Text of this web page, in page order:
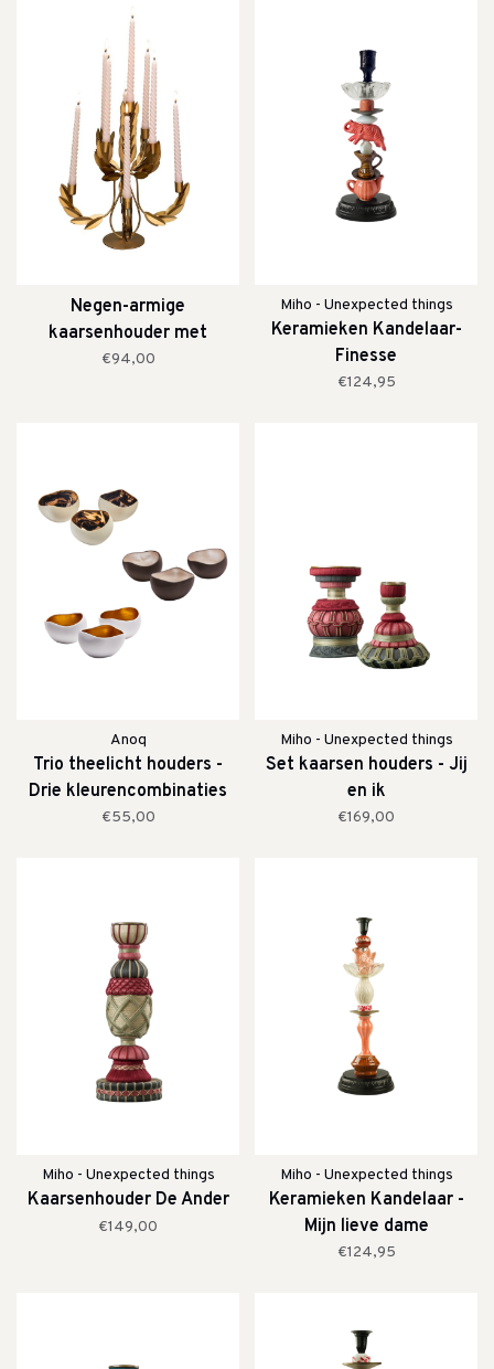
Negen-armige
kaarsenhouder met
laurierbladeren
€94,00
Miho - Unexpected things
Keramieken Kandelaar-
Finesse
€124,95
Anoq
Trio theelicht houders -
Drie kleurencombinaties
€55,00
Miho - Unexpected things
Set kaarsen houders - Jij
en ik
€169,00
Miho - Unexpected things
Kaarsenhouder De Ander
€149,00
Miho - Unexpected things
Keramieken Kandelaar -
Mijn lieve dame
€124,95